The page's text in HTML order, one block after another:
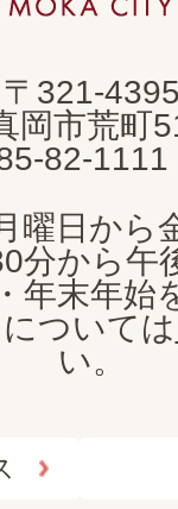
市
CITY
〒321-
岡市荒町
82-1111
曜日から
分から午
年末年始
ついては
い。